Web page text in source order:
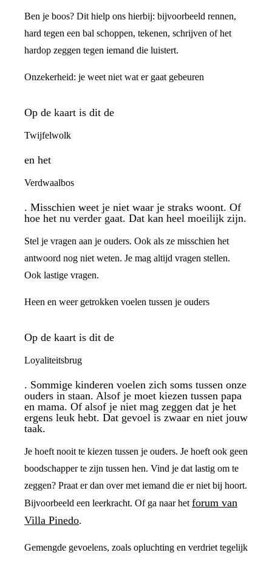
Ben je boos? Dit hielp ons hierbij: bijvoorbeeld rennen,
hard tegen een bal schoppen, tekenen, schrijven of het
hardop zeggen tegen iemand die luistert.
Onzekerheid: je weet niet wat er gaat gebeuren
Op de kaart is dit de
Twijfelwolk
en het
Verdwaalbos
. Misschien weet je niet waar je straks woont. Of
hoe het nu verder gaat. Dat kan heel moeilijk zijn.
Stel je vragen aan je ouders. Ook als ze misschien het
antwoord nog niet weten. Je mag altijd vragen stellen.
Ook lastige vragen.
Heen en weer getrokken voelen tussen je ouders
Op de kaart is dit de
Loyaliteitsbrug
. Sommige kinderen voelen zich soms tussen onze
ouders in staan. Alsof je moet kiezen tussen papa
en mama. Of alsof je niet mag zeggen dat je het
ergens leuk hebt. Dat gevoel is zwaar en niet jouw
taak.
Je hoeft nooit te kiezen tussen je ouders. Je hoeft ook geen
boodschapper te zijn tussen hen. Vind je dat lastig om te
zeggen? Praat er dan over met iemand die er niet bij hoort.
Bijvoorbeeld een leerkracht. Of ga naar het forum van
Villa Pinedo.
Gemengde gevoelens, zoals opluchting en verdriet tegelijk